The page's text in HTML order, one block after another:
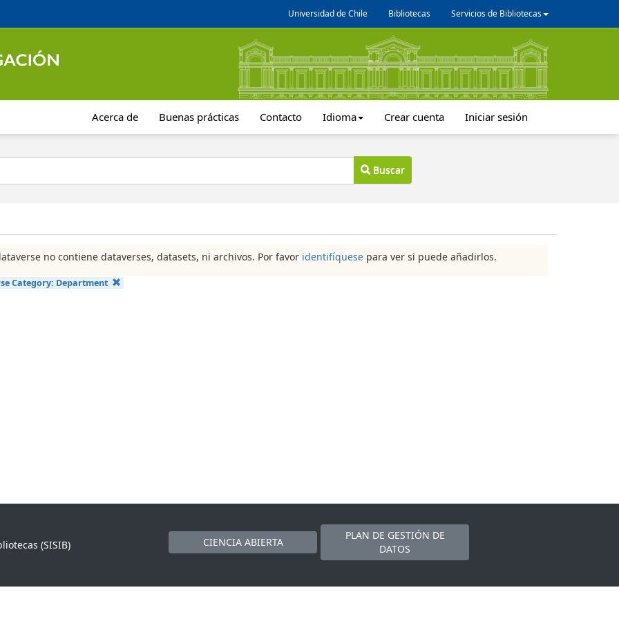
Universidad de Chile Bibliotecas Servicios de Bibliotecas
Acerca de Buenas prácticas Contacto Idioma Crear cuenta Iniciar sesión
Buscar
no contiene dataverses, datasets, ni archivos. Por favor identifíquese para ver si puede añadirlos.
Category: Department
(SISIB)
CIENCIA ABIERTA
PLAN DE GESTIÓN DE
DATOS